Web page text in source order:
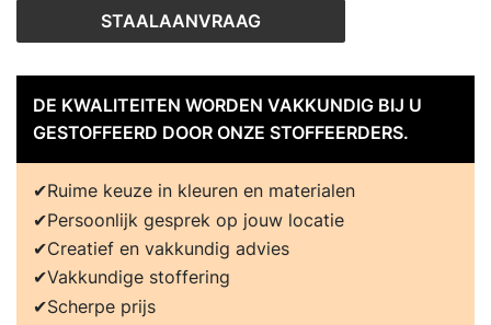
STAALAANVRAAG
DE KWALITEITEN WORDEN VAKKUNDIG BIJ U
GESTOFFEERD DOOR ONZE STOFFEERDERS.
Ruime keuze in kleuren en materialen
Persoonlijk gesprek op jouw locatie
Creatief en vakkundig advies
Vakkundige stoffering
Scherpe prijs